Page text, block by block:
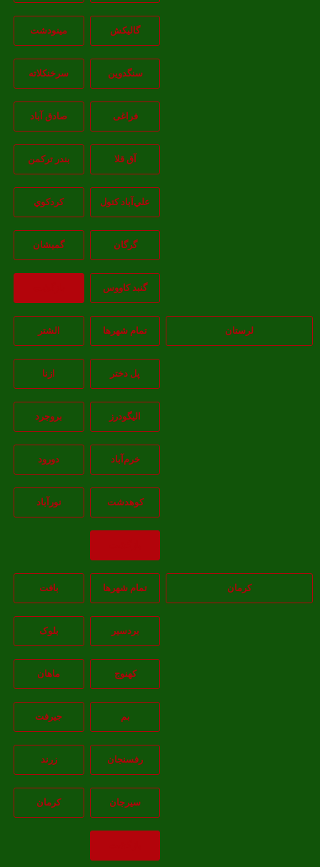
گالیکش مینودشت
سنگدوین سرخنکلاته
فراغی صادق آباد
آق قلا بندر ترکمن
علي‌آباد کتول کردکوي
گرگان گميشان
گنبد کاووس
لرستان تمام شهر‌ها الشتر
پل دختر
اليگودرز بروجرد
خرم‌آباد دورود
کوهدشت نورآباد
کرمان تمام شهر‌ها بافت
بردسیر بلوک
کهنوج ماهان
جيرفت
رفسنجان زرند
سيرجان کرمان